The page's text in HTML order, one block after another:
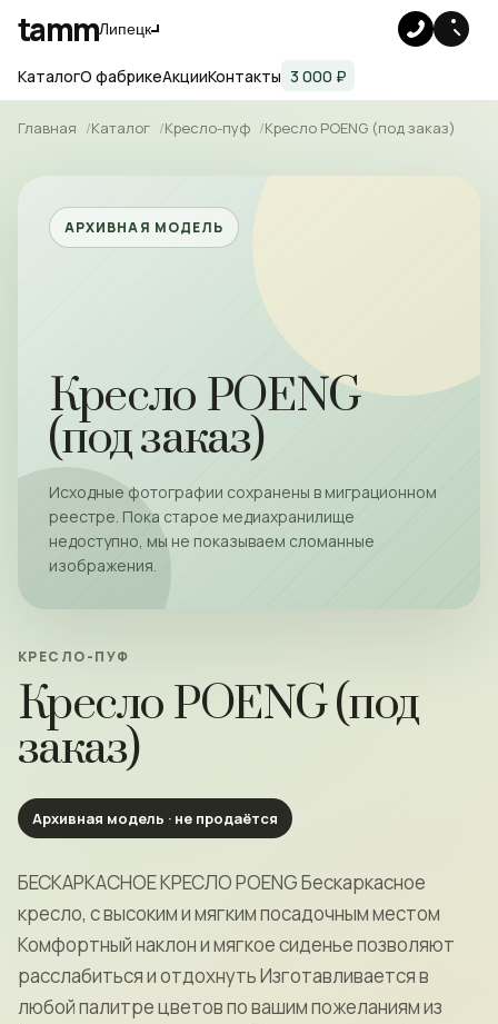
tammЛипецк
КаталогО фабрикеАкцииКонтакты 3 000 ₽
Главная Каталог Кресло-пуф Кресло POENG (под заказ)
АРХИВНАЯ МОДЕЛЬ
Кресло POENG
(под заказ)
Исходные фотографии сохранены в миграционном
реестре. Пока старое медиахранилище
недоступно, мы не показываем сломанные
изображения.
КРЕСЛО-ПУФ
Кресло POENG (под
заказ)
Архивная модель · не продаётся
БЕСКАРКАСНОЕ КРЕСЛО POENG Бескаркасное
кресло, с высоким и мягким посадочным местом
Комфортный наклон и мягкое сиденье позволяют
расслабиться и отдохнуть Изготавливается в
любой палитре цветов по вашим пожеланиям из